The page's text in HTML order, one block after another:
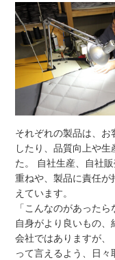
それぞれの製品は、お
したり、品質向上や
た。 自社生産、自社
重ねや、製品に責任が
えています。
「こんなのがあった
自身がより良いもの
会社ではありますが、
って言えるよう、日々